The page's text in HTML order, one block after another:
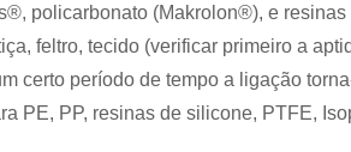
policarbonato (Makrolon®), e
feltro, tecido (verificar primeiro a
certo período de tempo a ligação
PE, PP, resinas de silicone, PTFE,